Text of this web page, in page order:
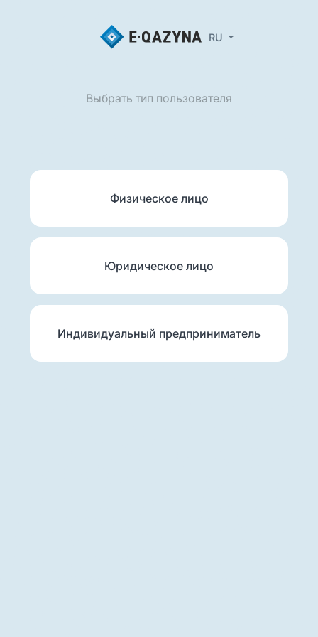
RU
Выбрать тип пользователя
Физическое лицо
Юридическое лицо
Индивидуальный предприниматель